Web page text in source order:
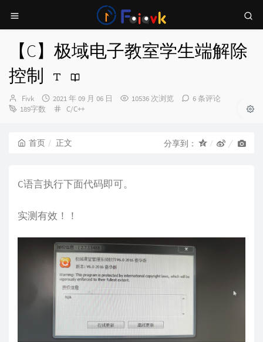
【C】极域电子教室学生端解除
控制
博
主：
Fivk
发
布
2021 年 09 月 06 日 10536 次浏览
6 条评论
189字数
分
C/C++
首页 正文 分享到：
C语言执行下面代码即可。
实测有效！！